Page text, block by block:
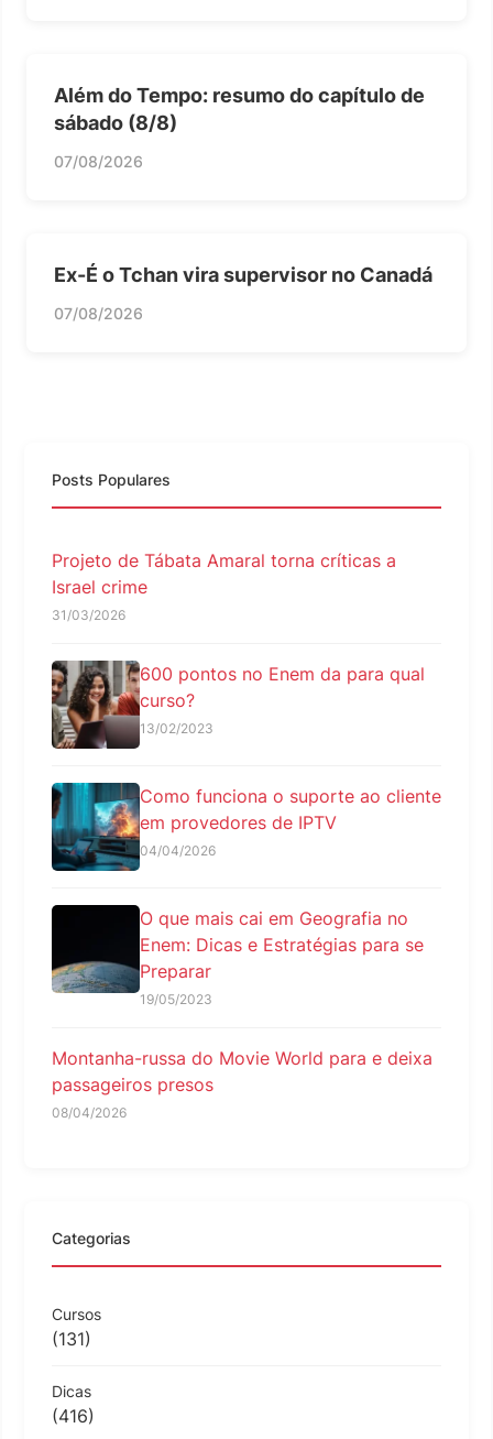
Além do Tempo: resumo do capítulo de
sábado (8/8)
07/08/2026
Ex-É o Tchan vira supervisor no Canadá
07/08/2026
Posts Populares
Projeto de Tábata Amaral torna críticas a
Israel crime
31/03/2026
600 pontos no Enem da para qual
curso?
13/02/2023
Como funciona o suporte ao cliente
em provedores de IPTV
04/04/2026
O que mais cai em Geografia no
Enem: Dicas e Estratégias para se
Preparar
19/05/2023
Montanha-russa do Movie World para e deixa
passageiros presos
08/04/2026
Categorias
Cursos
(131)
Dicas
(416)